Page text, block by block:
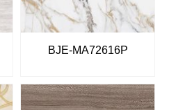
BJE-MA72616P